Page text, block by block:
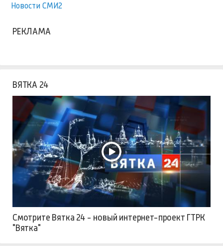
Новости СМИ2
РЕКЛАМА
ВЯТКА 24
Смотрите Вятка 24 - новый интернет-проект ГТРК
"Вятка"